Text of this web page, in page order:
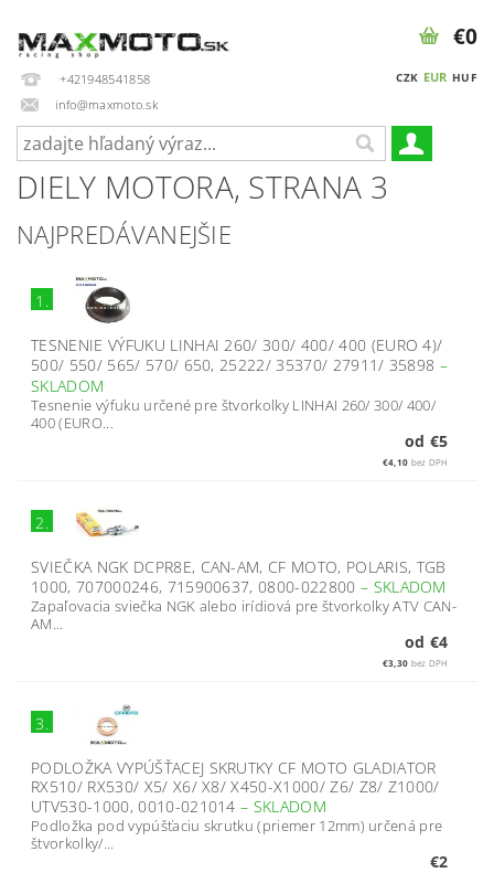
+421948541858
info@maxmoto.sk
CZK EUR HUF
€0
DIELY MOTORA, STRANA 3
NAJPREDÁVANEJŠIE
1.
TESNENIE VÝFUKU LINHAI 260/ 300/ 400/ 400 (EURO 4)/
500/ 550/ 565/ 570/ 650, 25222/ 35370/ 27911/ 35898 –
SKLADOM
Tesnenie výfuku určené pre štvorkolky LINHAI 260/ 300/ 400/
400 (EURO...
od €5
€4,10 bez DPH
2.
SVIEČKA NGK DCPR8E, CAN-AM, CF MOTO, POLARIS, TGB
1000, 707000246, 715900637, 0800-022800 – SKLADOM
Zapaľovacia sviečka NGK alebo irídiová pre štvorkolky ATV CAN-
AM...
od €4
€3,30 bez DPH
3.
PODLOŽKA VYPÚŠŤACEJ SKRUTKY CF MOTO GLADIATOR
RX510/ RX530/ X5/ X6/ X8/ X450-X1000/ Z6/ Z8/ Z1000/
UTV530-1000, 0010-021014– SKLADOM
Podložka pod vypúšťaciu skrutku (priemer 12mm) určená pre
štvorkolky/...
€2